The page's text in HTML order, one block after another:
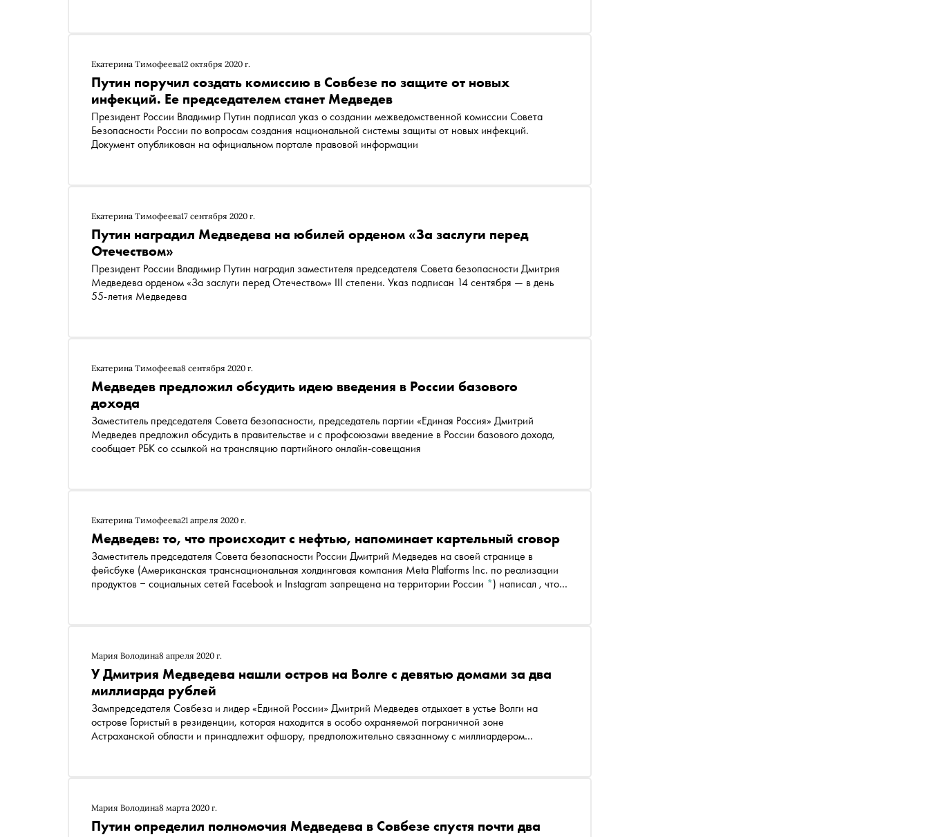
Екатерина Тимофеева12 октября 2020 г.
Путин поручил создать комиссию в Совбезе по защите от новых
инфекций. Ее председателем станет Медведев
Президент России Владимир Путин подписал указ о создании межведомственной комиссии Совета
Безопасности России по вопросам создания национальной системы защиты от новых инфекций.
Документ опубликован на официальном портале правовой информации
Екатерина Тимофеева17 сентября 2020 г.
Путин наградил Медведева на юбилей орденом «За заслуги перед
Отечеством»
Президент России Владимир Путин наградил заместителя председателя Совета безопасности Дмитрия
Медведева орденом «За заслуги перед Отечеством» III степени. Указ подписан 14 сентября — в день
55-летия Медведева
Екатерина Тимофеева8 сентября 2020 г.
Медведев предложил обсудить идею введения в России базового
дохода
Заместитель председателя Совета безопасности, председатель партии «Единая Россия» Дмитрий
Медведев предложил обсудить в правительстве и с профсоюзами введение в России базового дохода,
сообщает РБК со ссылкой на трансляцию партийного онлайн-совещания
Екатерина Тимофеева21 апреля 2020 г.
Медведев: то, что происходит с нефтью, напоминает картельный сговор
Заместитель председателя Совета безопасности России Дмитрий Медведев на своей странице в
фейсбуке (Американская транснациональная холдинговая компания Meta Platforms Inc. по реализации
продуктов ‒ социальных сетей Facebook и Instagram запрещена на территории России *)
Мария Володина8 апреля 2020 г.
У Дмитрия Медведева нашли остров на Волге с девятью домами за два
миллиарда рублей
Зампредседателя Совбеза и лидер «Единой России» Дмитрий Медведев отдыхает в устье Волги на
острове Гористый в резиденции, которая находится в особо охраняемой пограничной зоне
Астраханской области и принадлежит офшору, предположительно связанному с миллиардером
Мария Володина8 марта 2020 г.
Путин определил полномочия Медведева в Совбезе спустя почти два